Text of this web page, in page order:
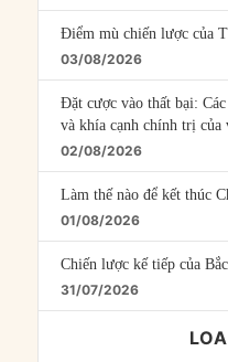
Điểm mù chiến lược của
03/08/2026
Đặt cược vào thất bại:
và khía cạnh chính trị
02/08/2026
Làm thế nào để kết thúc
01/08/2026
Chiến lược kế tiếp của
31/07/2026